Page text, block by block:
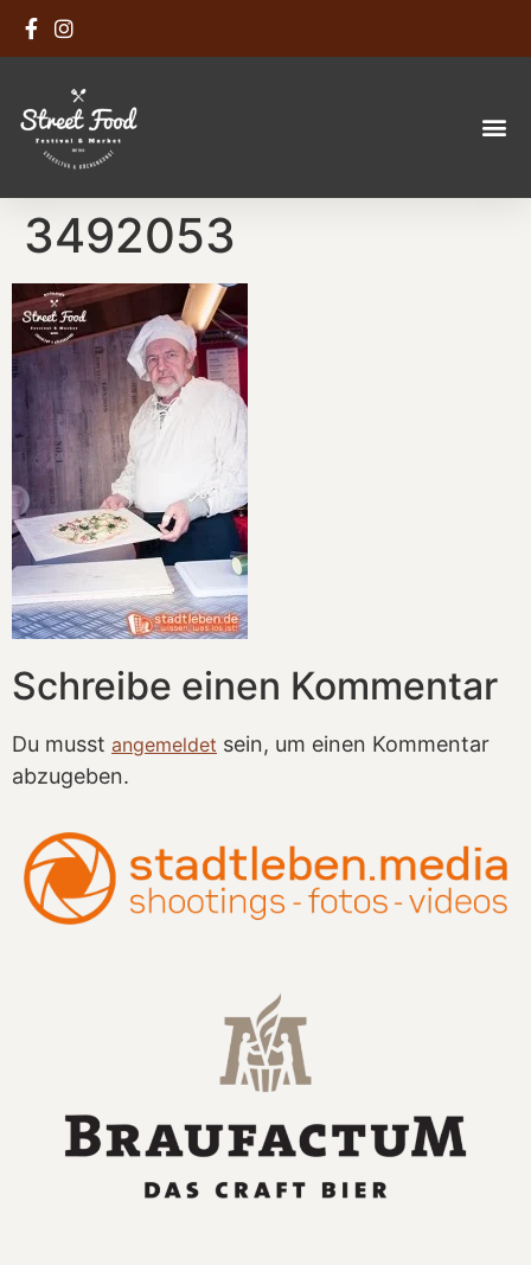
3492053
Schreibe einen Kommentar
Du musst angemeldet sein, um einen Kommentar
abzugeben.